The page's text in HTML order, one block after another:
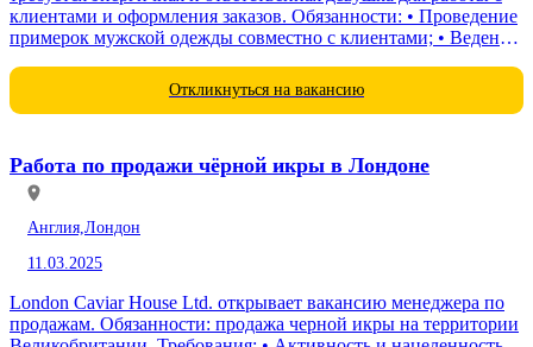
клиентами и оформления заказов. Обязанности: • Проведение
примерок мужской одежды совместно с клиентами; • Ведение
Откликнуться на вакансию
Работа по продажи чёрной икры в Лондоне
Англия, Лондон
11.03.2025
London Caviar House Ltd. открывает вакансию менеджера по
продажам. Обязанности: продажа черной икры на территории